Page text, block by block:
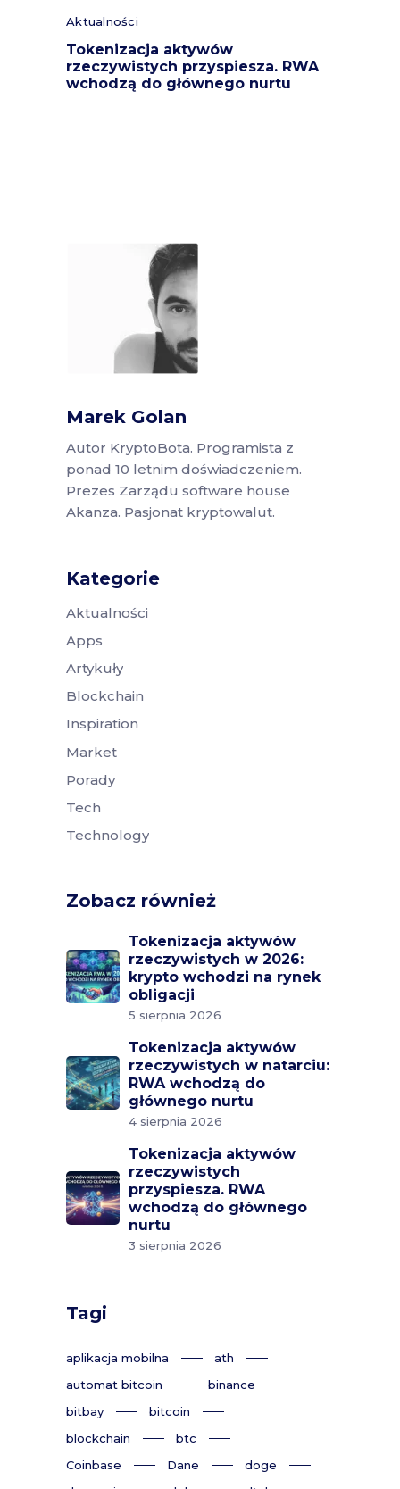
Aktualności
Tokenizacja aktywów
rzeczywistych przyspiesza. RWA
wchodzą do głównego nurtu
Marek Golan
Autor KryptoBota. Programista z
ponad 10 letnim doświadczeniem.
Prezes Zarządu software house
Akanza. Pasjonat kryptowalut.
Kategorie
Aktualności
Apps
Artykuły
Blockchain
Inspiration
Market
Porady
Tech
Technology
Zobacz również
Tokenizacja aktywów
rzeczywistych w 2026:
krypto wchodzi na rynek
obligacji
5 sierpnia 2026
Tokenizacja aktywów
rzeczywistych w natarciu:
RWA wchodzą do
głównego nurtu
4 sierpnia 2026
Tokenizacja aktywów
rzeczywistych
przyspiesza. RWA
wchodzą do głównego
nurtu
3 sierpnia 2026
Tagi
aplikacja mobilna
ath
automat bitcoin
binance
bitbay
bitcoin
blockchain
btc
Coinbase
Dane
doge